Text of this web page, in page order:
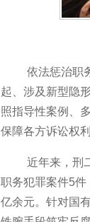
依法惩治职
起、涉及新型隐
照指导性案例、
保障各方诉讼权
近年来，刑
职务犯罪案件5
亿余元。针对国